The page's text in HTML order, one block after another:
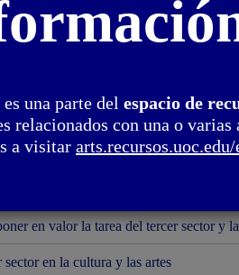
2022
enhorabuena! Ya tienes el título, ¿y
en valor la tarea del tercer sector y
en la cultura y las artes
una parte del espacio de
relacionados con una o
a visitar arts.recursos.uoc.edu/